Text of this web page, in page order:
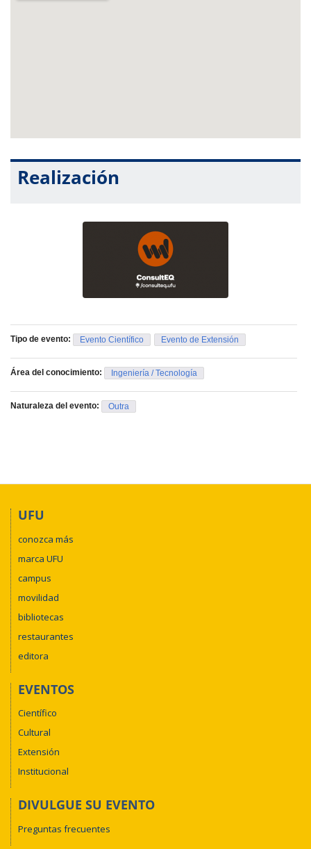
Realización
Tipo de evento: Evento Científico Evento de Extensión
Área del conocimiento: Ingeniería / Tecnología
Naturaleza del evento: Outra
UFU
conozca más
marca UFU
campus
movilidad
bibliotecas
restaurantes
editora
EVENTOS
Científico
Cultural
Extensión
Institucional
DIVULGUE SU EVENTO
Preguntas frecuentes